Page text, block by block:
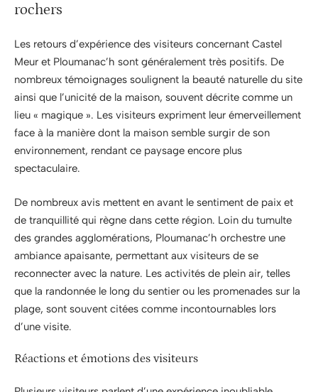
rochers
Les retours d’expérience des visiteurs concernant Castel
Meur et Ploumanac’h sont généralement très positifs. De
nombreux témoignages soulignent la beauté naturelle du site
ainsi que l’unicité de la maison, souvent décrite comme un
lieu « magique ». Les visiteurs expriment leur émerveillement
face à la manière dont la maison semble surgir de son
environnement, rendant ce paysage encore plus
spectaculaire.
De nombreux avis mettent en avant le sentiment de paix et
de tranquillité qui règne dans cette région. Loin du tumulte
des grandes agglomérations, Ploumanac’h orchestre une
ambiance apaisante, permettant aux visiteurs de se
reconnecter avec la nature. Les activités de plein air, telles
que la randonnée le long du sentier ou les promenades sur la
plage, sont souvent citées comme incontournables lors
d’une visite.
Réactions et émotions des visiteurs